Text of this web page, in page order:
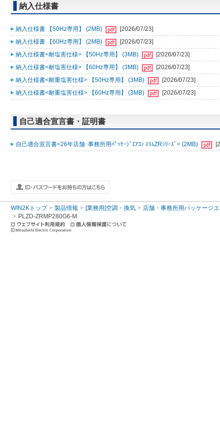
納入仕様書
納入仕様書 【50Hz専用】 (2MB)
[2026/07/23]
納入仕様書 【60Hz専用】 (2MB)
[2026/07/23]
納入仕様書<耐塩害仕様> 【50Hz専用】 (3MB)
[2026/07/23]
納入仕様書<耐塩害仕様> 【60Hz専用】 (3MB)
[2026/07/23]
納入仕様書<耐重塩害仕様> 【50Hz専用】 (3MB)
[2026/07/23]
納入仕様書<耐重塩害仕様> 【60Hz専用】 (3MB)
[2026/07/23]
自己適合宣言書・証明書
自己適合宣言書<26年店舗･事務所用ﾊﾟｯｹｰｼﾞｴｱｺﾝ ｽﾘﾑZRｼﾘｰｽﾞ> (2MB)
WIN2Kトップ 製品情報 [業務用]空調・換気
店舗・事務所用パッケージ
PLZD-ZRMP280G6-M